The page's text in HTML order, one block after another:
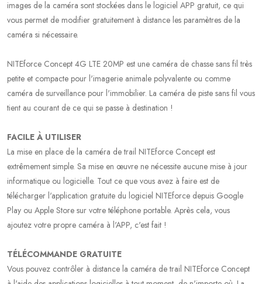
images de la caméra sont stockées dans le logiciel APP gratuit, ce qui
vous permet de modifier gratuitement à distance les paramètres de la
caméra si nécessaire.
NITEforce Concept 4G LTE 20MP est une caméra de chasse sans fil très
petite et compacte pour l'imagerie animale polyvalente ou comme
caméra de surveillance pour l'immobilier. La caméra de piste sans fil vous
tient au courant de ce qui se passe à destination !
FACILE À UTILISER
La mise en place de la caméra de trail NITEforce Concept est
extrêmement simple. Sa mise en œuvre ne nécessite aucune mise à jour
informatique ou logicielle. Tout ce que vous avez à faire est de
télécharger l'application gratuite du logiciel NITEforce depuis Google
Play ou Apple Store sur votre téléphone portable. Après cela, vous
ajoutez votre propre caméra à l'APP, c'est fait !
TÉLÉCOMMANDE GRATUITE
Vous pouvez contrôler à distance la caméra de trail NITEforce Concept